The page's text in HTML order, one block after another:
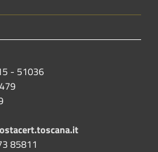
- 51036
85811